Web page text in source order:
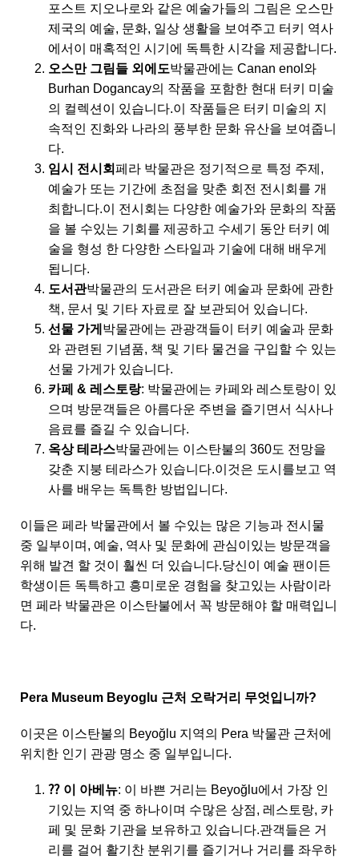
포스트 지오나로와 같은 예술가들의 그림은 오스만
제국의 예술, 문화, 일상 생활을 보여주고 터키 역사
에서이 매혹적인 시기에 독특한 시각을 제공합니다.
오스만 그림들 외에도박물관에는 Canan enol와
Burhan Dogancay의 작품을 포함한 현대 터키 미술
의 컬렉션이 있습니다.이 작품들은 터키 미술의 지
속적인 진화와 나라의 풍부한 문화 유산을 보여줍니
다.
임시 전시회페라 박물관은 정기적으로 특정 주제,
예술가 또는 기간에 초점을 맞춘 회전 전시회를 개
최합니다.이 전시회는 다양한 예술가와 문화의 작품
을 볼 수있는 기회를 제공하고 수세기 동안 터키 예
술을 형성 한 다양한 스타일과 기술에 대해 배우게
됩니다.
도서관박물관의 도서관은 터키 예술과 문화에 관한
책, 문서 및 기타 자료로 잘 보관되어 있습니다.
선물 가게 박물관에는 관광객들이 터키 예술과 문화
와 관련된 기념품, 책 및 기타 물건을 구입할 수 있는
선물 가게가 있습니다.
카페 & 레스토랑: 박물관에는 카페와 레스토랑이 있
으며 방문객들은 아름다운 주변을 즐기면서 식사나
음료를 즐길 수 있습니다.
옥상 테라스박물관에는 이스탄불의 360도 전망을
갖춘 지붕 테라스가 있습니다.이것은 도시를보고 역
사를 배우는 독특한 방법입니다.
이들은 페라 박물관에서 볼 수있는 많은 기능과 전시물
중 일부이며, 예술, 역사 및 문화에 관심이있는 방문객을
위해 발견 할 것이 훨씬 더 있습니다.당신이 예술 팬이든
학생이든 독특하고 흥미로운 경험을 찾고있는 사람이라
면 페라 박물관은 이스탄불에서 꼭 방문해야 할 매력입니
다.
Pera Museum Beyoglu 근처 오락거리 무엇입니까?
이곳은 이스탄불의 Beyoğlu 지역의 Pera 박물관 근처에
위치한 인기 관광 명소 중 일부입니다.
⁇ 이 아베뉴: 이 바쁜 거리는 Beyoğlu에서 가장 인
기있는 지역 중 하나이며 수많은 상점, 레스토랑, 카
페 및 문화 기관을 보유하고 있습니다.관객들은 거
리를 걸어 활기찬 분위기를 즐기거나 거리를 좌우하